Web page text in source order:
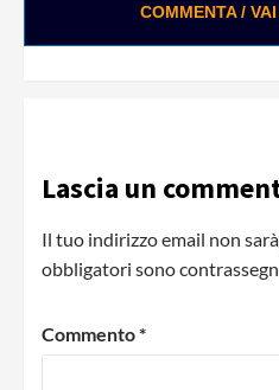
COMMENTA /
Lascia un
Il tuo indirizzo email non
obbligatori sono
Commento*